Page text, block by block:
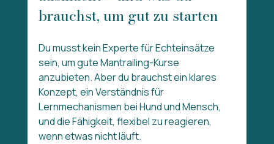
brauchst, um gut zu starten
Du musst kein Experte für Echteinsätze
sein, um gute Mantrailing-Kurse
anzubieten. Aber du brauchst ein klares
Konzept, ein Verständnis für
Lernmechanismen bei Hund und Mensch,
und die Fähigkeit, flexibel zu reagieren,
wenn etwas nicht läuft.